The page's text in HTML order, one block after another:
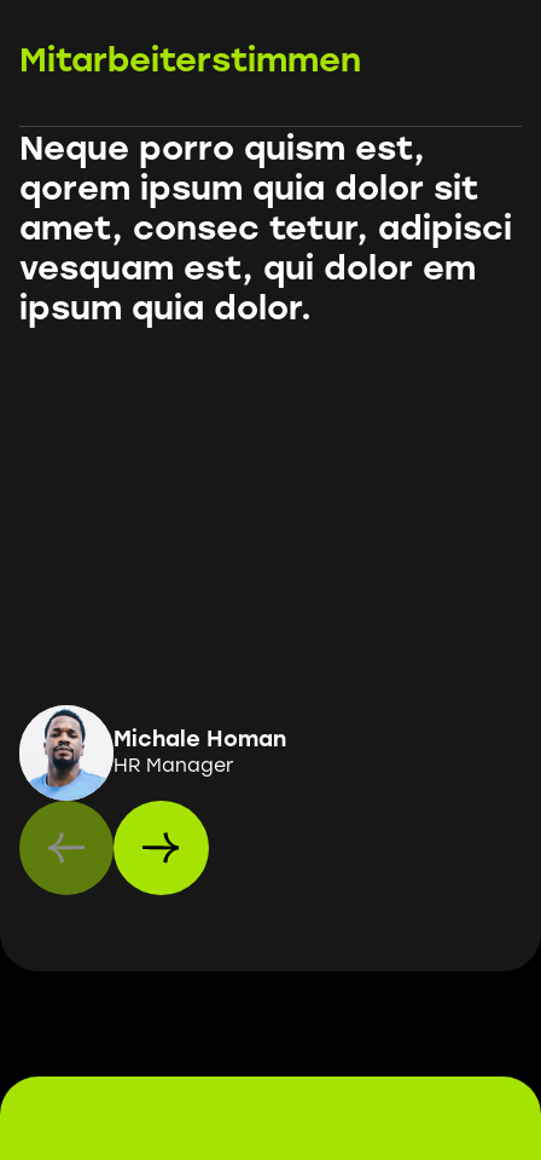
Mitarbeiterstimmen
Neque porro quism est,
qorem ipsum quia dolor sit
amet, consec tetur, adipisci
vesquam est, qui dolor em
ipsum quia dolor.
Michale Homan
HR Manager